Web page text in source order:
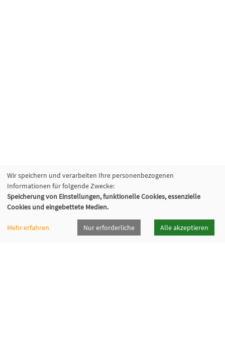
Wir speichern und verarbeiten Ihre personenbezogenen
Informationen für folgende Zwecke:
Speicherung von Einstellungen, funktionelle Cookies, essenzielle
Cookies und eingebettete Medien.
Mehr erfahren Nur erforderliche Alle akzeptieren